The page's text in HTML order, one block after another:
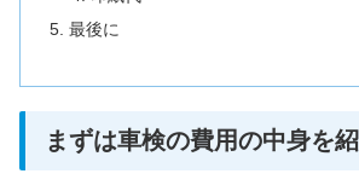
最後に
まずは車検の費用の中身を